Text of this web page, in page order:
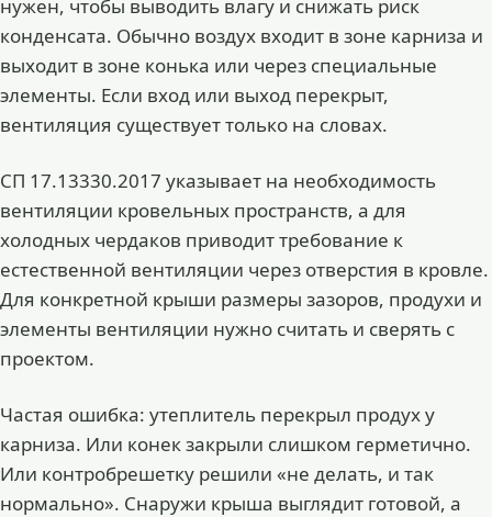
нужен, чтобы выводить влагу и снижать риск
конденсата. Обычно воздух входит в зоне карниза и
выходит в зоне конька или через специальные
элементы. Если вход или выход перекрыт,
вентиляция существует только на словах.
СП 17.13330.2017 указывает на необходимость
вентиляции кровельных пространств, а для
холодных чердаков приводит требование к
естественной вентиляции через отверстия в кровле.
Для конкретной крыши размеры зазоров, продухи и
элементы вентиляции нужно считать и сверять с
проектом.
Частая ошибка: утеплитель перекрыл продух у
карниза. Или конек закрыли слишком герметично.
Или контробрешетку решили «не делать, и так
нормально». Снаружи крыша выглядит готовой, а